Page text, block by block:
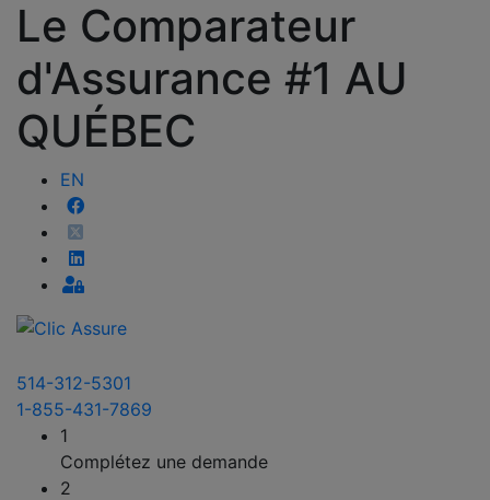
Le Comparateur
d'Assurance #1 AU
QUÉBEC
EN
514-312-5301
1-855-431-7869
1
Complétez une demande
2